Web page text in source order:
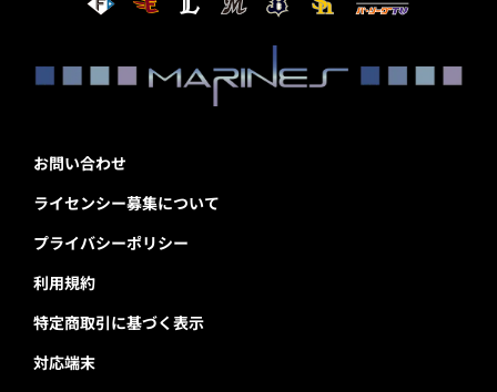
お問い合わせ
ライセンシー募集について
プライバシーポリシー
利用規約
特定商取引に基づく表示
対応端末